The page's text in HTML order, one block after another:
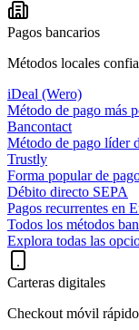
Pagos bancarios
Métodos locales
iDeal (Wero)
Método de pago más
Bancontact
Método de pago líder
Trustly
Forma popular de
Débito directo SEPA
Pagos recurrentes en
Todos los métodos
Explora todas las
Carteras digitales
Checkout móvil rápido